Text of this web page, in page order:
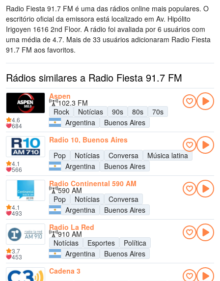
Radio Fiesta 91.7 FM é uma das rádios online mais populares. O
escritório oficial da emissora está localizado em Av. Hipólito
Irigoyen 1616 2nd Floor. A rádio foi avaliada por 6 usuários com
uma média de 4.7. Mais de 33 usuários adicionaram Radio Fiesta
91.7 FM aos favoritos.
Rádios similares a Radio Fiesta 91.7 FM
Aspen
102.3 FM
Rock
Notícias 90s 80s
70s
Argentina
Buenos Aires
4.6
684
Radio 10, Buenos Aires
Pop
Notícias Conversa
Música latina
Argentina
Buenos Aires
4.1
566
Radio Continental 590 AM
590 AM
Pop
Notícias
Conversa
Argentina
Buenos Aires
4.1
493
Radio La Red
910 AM
Notícias
Esportes
Política
Argentina
Buenos Aires
3.7
453
Cadena 3